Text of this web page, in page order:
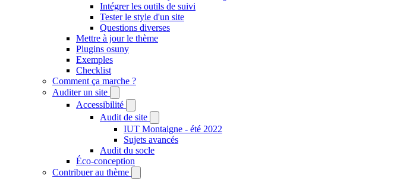
Intégrer les outils de suivi
Tester le style d'un site
Questions diverses
Mettre à jour le thème
Plugins osuny
Exemples
Checklist
Comment ça marche ?
Auditer un site
Accessibilité
Audit de site
IUT Montaigne - été 2022
Sujets avancés
Audit du socle
Éco-conception
Contribuer au thème